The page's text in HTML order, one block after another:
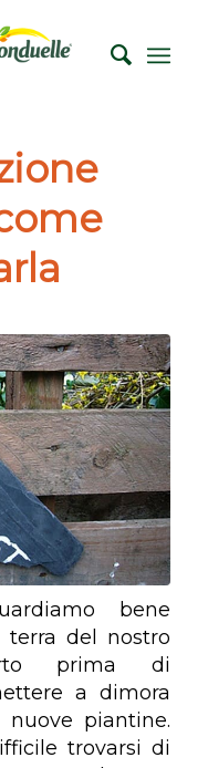
bene
terra del nostro
prima di
a dimora
nuove piantine.
trovarsi di